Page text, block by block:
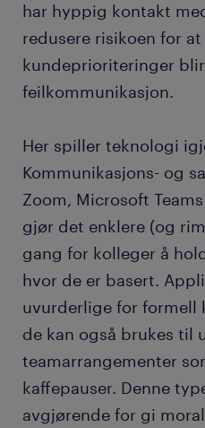
har hyppig kontakt
redusere risikoen for
kundeprioriteringer
feilkommunikasjon.
Her spiller teknologi
Kommunikasjons- og
Zoom, Microsoft
gjør det enklere (og
gang for kolleger å
hvor de er basert.
uvurderlige for formell
de kan også brukes til
teamarrangementer
kaffepauser. Denne
avgjørende for gi